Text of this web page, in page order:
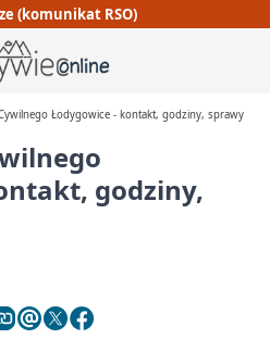
(komunikat RSO)
Łodygowice - kontakt, godziny, sprawy
godziny,